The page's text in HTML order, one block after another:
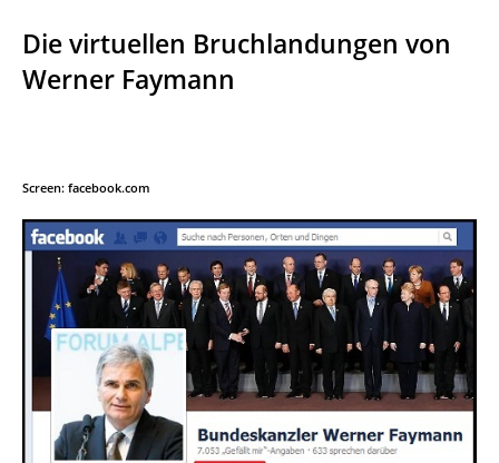
Die virtuellen Bruchlandungen von
Werner Faymann
Screen: facebook.com